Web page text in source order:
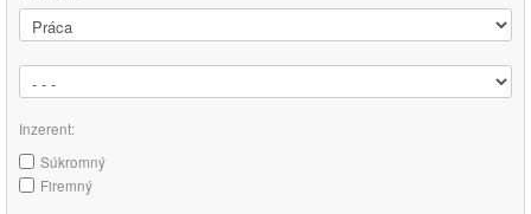
Inzerent:
Súkromný
Firemný